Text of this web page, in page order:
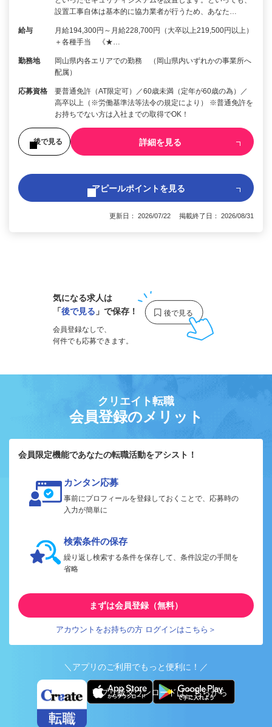
設置工事自体は基本的に協力業者が行うため、あなた…
給与
月給194,300円～月給228,700円（大卒以上219,500円以上）
＋各種手当 《★…
勤務地
岡山県内各エリアでの勤務 （岡山県内いずれかの事業所へ
配属）
応募資格
要普通免許（AT限定可）／60歳未満（定年が60歳の為）／
高卒以上（※労働基準法等法令の規定により） ※普通免許を
お持ちでない方は入社までの取得でOK！
後で見る 詳細を見る
アピールポイントを見る
更新日： 2026/07/22 掲載終了日： 2026/08/31
気になる求人は
「後で見る 」で保存！
会員登録なしで、
何件でも応募できます。
クリエイト転職
会員登録のメリット
会員限定機能であなたの転職活動をアシスト！
カンタン応募
事前にプロフィールを登録しておくことで、応募時の
入力が簡単に
検索条件の保存
繰り返し検索する条件を保存して、条件設定の手間を
省略
まずは会員登録（無料）
アカウントをお持ちの方 ログインはこちら＞
＼アプリのご利用でもっと便利に！／
アプリ版ダウンロードはこちらから